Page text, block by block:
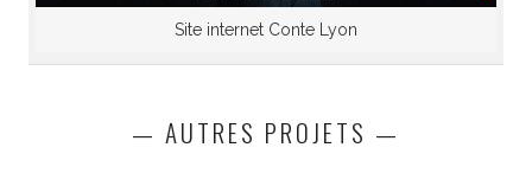
Site internet Conte Lyon
— AUTRES PROJETS —